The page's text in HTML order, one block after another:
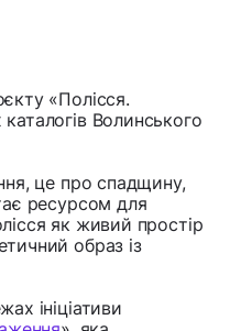
«Полісся.
Волинського
це про спадщину,
ресурсом для
як живий простір
образ із
ініціативи